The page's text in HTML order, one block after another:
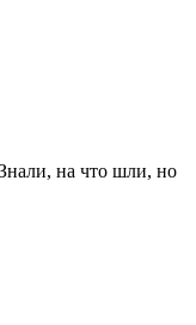
на что шли, но